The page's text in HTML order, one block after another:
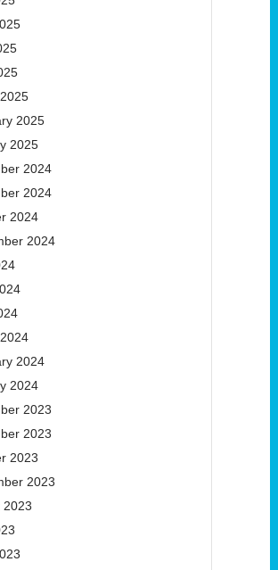
2025
2025
2024
2024
2024
2024
2024
2024
2023
2023
2023
2023
2023